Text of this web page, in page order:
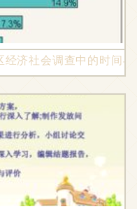
济社会调查中的时间